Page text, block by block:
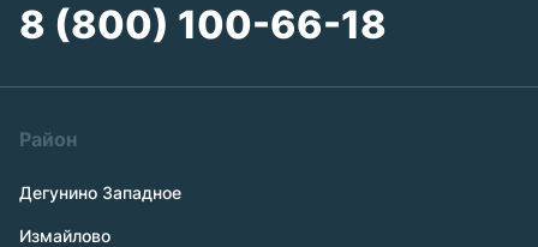
8 (800) 100-66-18
Район
Дегунино Западное
Измайлово